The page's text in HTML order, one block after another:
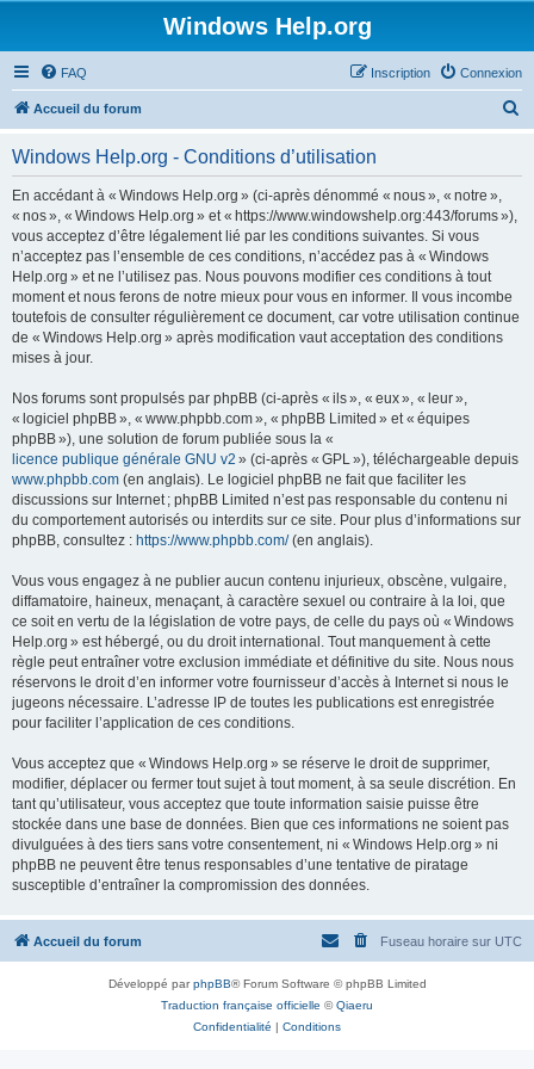
Windows Help.org
FAQ Connexion
Inscription
Accueil du forum
Windows Help.org - Conditions d’utilisation
En accédant à « Windows Help.org » (ci-après dénommé « nous », « notre »,
« nos », « Windows Help.org » et « https://www.windowshelp.org:443/forums »),
vous acceptez d’être légalement lié par les conditions suivantes. Si vous
n’acceptez pas l’ensemble de ces conditions, n’accédez pas à « Windows
Help.org » et ne l’utilisez pas. Nous pouvons modifier ces conditions à tout
moment et nous ferons de notre mieux pour vous en informer. Il vous incombe
toutefois de consulter régulièrement ce document, car votre utilisation continue
de « Windows Help.org » après modification vaut acceptation des conditions
mises à jour.
Nos forums sont propulsés par phpBB (ci-après « ils », « eux », « leur »,
« logiciel phpBB », « www.phpbb.com », « phpBB Limited » et « équipes
phpBB »), une solution de forum publiée sous la «
licence publique générale GNU v2 » (ci-après « GPL »), téléchargeable depuis
www.phpbb.com (en anglais). Le logiciel phpBB ne fait que faciliter les
discussions sur Internet ; phpBB Limited n’est pas responsable du contenu ni
du comportement autorisés ou interdits sur ce site. Pour plus d’informations sur
phpBB, consultez : https://www.phpbb.com/(en anglais).
Vous vous engagez à ne publier aucun contenu injurieux, obscène, vulgaire,
diffamatoire, haineux, menaçant, à caractère sexuel ou contraire à la loi, que
ce soit en vertu de la législation de votre pays, de celle du pays où « Windows
Help.org » est hébergé, ou du droit international. Tout manquement à cette
règle peut entraîner votre exclusion immédiate et définitive du site. Nous nous
réservons le droit d’en informer votre fournisseur d’accès à Internet si nous le
jugeons nécessaire. L’adresse IP de toutes les publications est enregistrée
pour faciliter l’application de ces conditions.
Vous acceptez que « Windows Help.org » se réserve le droit de supprimer,
modifier, déplacer ou fermer tout sujet à tout moment, à sa seule discrétion. En
tant qu’utilisateur, vous acceptez que toute information saisie puisse être
stockée dans une base de données. Bien que ces informations ne soient pas
divulguées à des tiers sans votre consentement, ni « Windows Help.org » ni
phpBB ne peuvent être tenus responsables d’une tentative de piratage
susceptible d’entraîner la compromission des données.
Accueil du forum Fuseau horaire sur UTC
Développé parphpBB® Forum Software © phpBB Limited
Traduction française officielle ©Qiaeru
Confidentialité | Conditions